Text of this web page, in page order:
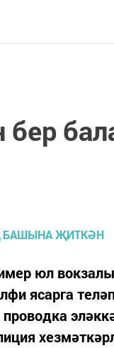
бер
юл
ясарга